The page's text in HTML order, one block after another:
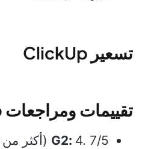
تسعير ClickUp
تقييمات ومراجعات ClickUp
G2: 4. 7/5 (أكثر من 10000 تقييم)